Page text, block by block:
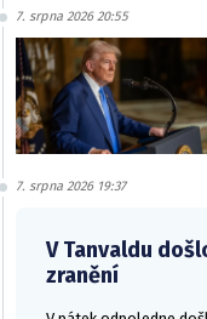
7. srpna 2026 20:55
7. srpna 2026 19:37
V Tanvaldu
zranění